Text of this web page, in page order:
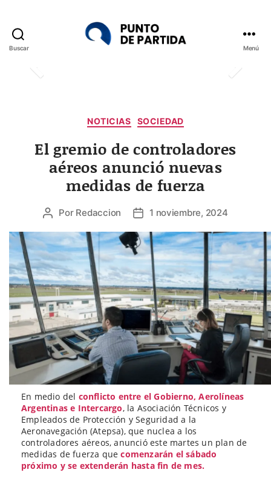
Buscar Menú
NOTICIAS SOCIEDAD
El gremio de controladores
aéreos anunció nuevas
medidas de fuerza
Autor
entrada
Por Redaccion
Fecha
la
entrada
1 noviembre, 2024
En medio del conflicto entre el Gobierno, Aerolíneas
Argentinas e Intercargo, la Asociación Técnicos y
Empleados de Protección y Seguridad a la
Aeronavegación (Atepsa), que nuclea a los
controladores aéreos, anunció este martes un plan de
medidas de fuerza quecomenzarán el sábado
próximo y se extenderán hasta fin de mes.